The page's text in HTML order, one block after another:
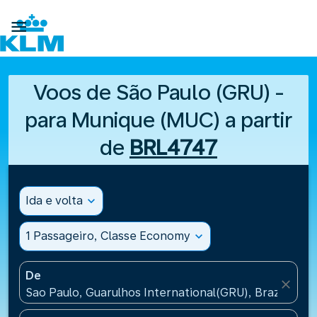

Voos de São Paulo (GRU) -
para Munique (MUC) a partir
de BRL4747
Ida e volta expand_more
1 Passageiro, Classe Economy expand_more
De
Sao Paulo, Guarulhos International(GRU), Brazil
close